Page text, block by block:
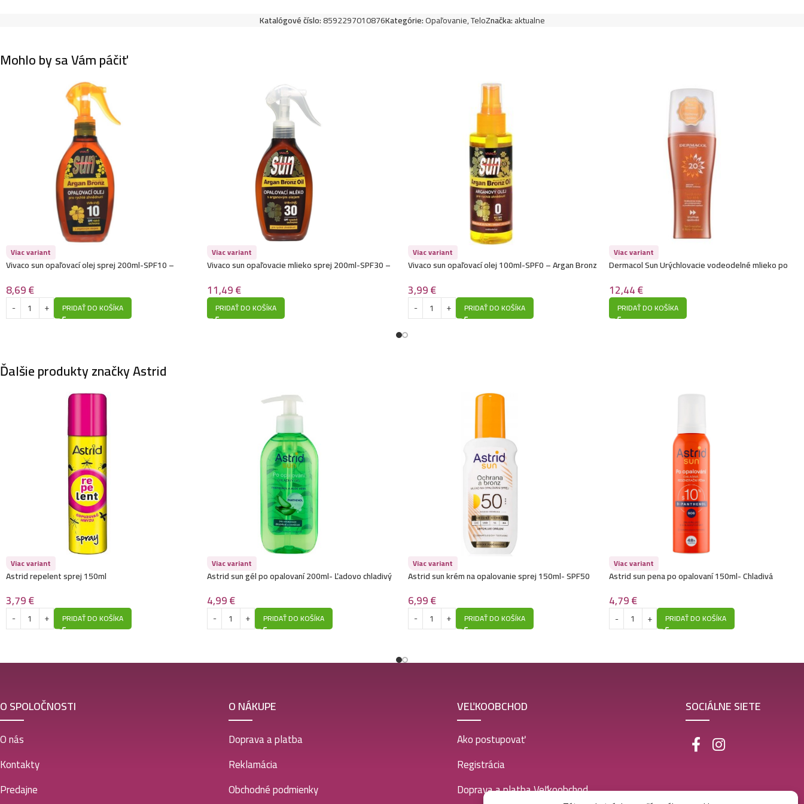
Katalógové číslo:8592297010876Kategórie:Opaľovanie,TeloZnačka:aktualne
Mohlo by sa Vám páčiť
Viac variant
Vivaco sun opaľovací olej sprej 200ml-SPF10 –
8,69€
PRIDAŤ DO KOŠÍKA
Viac variant
Vivaco sun opaľovacie mlieko sprej 200ml-SPF30 –
11,49€
PRIDAŤ DO KOŠÍKA
Viac variant
Vivaco sun opaľovací olej 100ml-SPF0 – Argan Bronz
3,99€
PRIDAŤ DO KOŠÍKA
Viac variant
Dermacol Sun Urýchlovacie vodeodelné mlieko po
12,44€
PRIDAŤ DO KOŠÍKA
Ďalšie produkty značky Astrid
Viac variant
Astrid repelent sprej 150ml
3,79€
PRIDAŤ DO KOŠÍKA
Viac variant
Astrid sun gél po opalovaní 200ml- Ľadovo chladivý
4,99€
PRIDAŤ DO KOŠÍKA
Viac variant
Astrid sun krém na opalovanie sprej 150ml- SPF50
6,99€
PRIDAŤ DO KOŠÍKA
Viac variant
Astrid sun pena po opalovaní 150ml- Chladivá
4,79€
PRIDAŤ DO KOŠÍKA
O SPOLOČNOSTI
O nás
Kontakty
Predajne
O NÁKUPE
Doprava a platba
Reklamácia
Obchodné podmienky
VEĽKOOBCHOD
Ako postupovať
Registrácia
Doprava a platba Veľkoobchod
SOCIÁLNE SIETE